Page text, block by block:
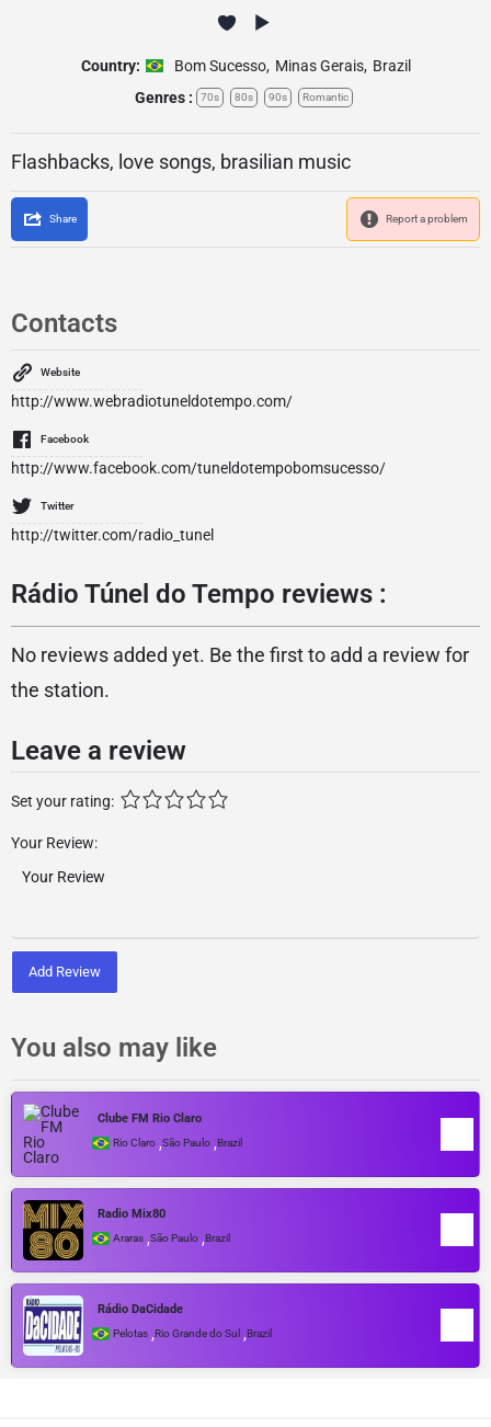
Country: Bom Sucesso, Minas Gerais, Brazil
Genres :
70s 80s 90s Romantic
Flashbacks, love songs, brasilian music
Share Report a problem
Contacts
Website
http://www.webradiotuneldotempo.com/
Facebook
http://www.facebook.com/tuneldotempobomsucesso/
Twitter
http://twitter.com/radio_tunel
Rádio Túnel do Tempo reviews :
No reviews added yet. Be the first to add a review for
the station.
Leave a review
Set your rating:
Your Review:
Add Review
You also may like
Clube FM Rio Claro
Rio Claro ,São Paulo ,Brazil
Radio Mix80
Araras ,São Paulo ,Brazil
Rádio DaCidade
Pelotas ,Rio Grande do Sul ,Brazil